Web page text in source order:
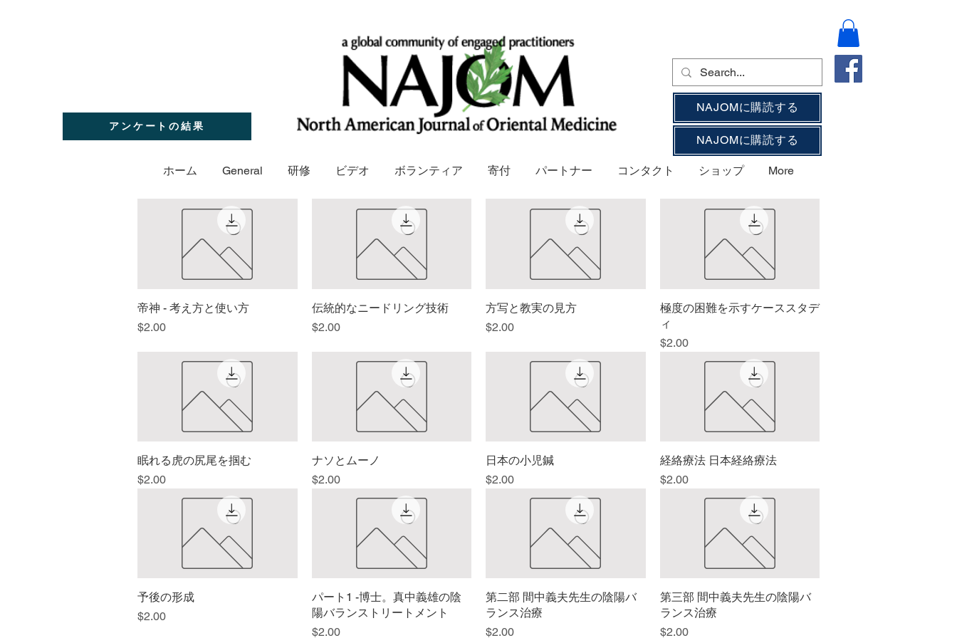
アンケートの結果
NAJOMに購読する
NAJOMに購読する
ホーム General 研修 ビデオ ボランティア 寄付 パートナー コンタクト ショップ More
クイックビュー
帝神 - 考え方と使い方
価格
$2.00
クイックビュー
伝統的なニードリング技術
価格
$2.00
クイックビュー
方写と教実の見方
価格
$2.00
クイックビュー
極度の困難を示すケーススタデ
ィ
価格
$2.00
クイックビュー
眠れる虎の尻尾を掴む
価格
$2.00
クイックビュー
ナソとムーノ
価格
$2.00
クイックビュー
日本の小児鍼
価格
$2.00
クイックビュー
経絡療法 日本経絡療法
価格
$2.00
クイックビュー
予後の形成
価格
$2.00
クイックビュー
パート1 -博士。真中義雄の陰
陽バランストリートメント
価格
$2.00
クイックビュー
第二部 間中義夫先生の陰陽バ
ランス治療
価格
$2.00
クイックビュー
第三部 間中義夫先生の陰陽バ
ランス治療
価格
$2.00